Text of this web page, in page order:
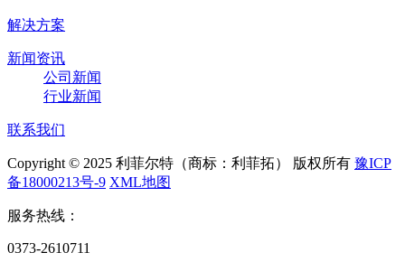
解决方案
新闻资讯
公司新闻
行业新闻
联系我们
Copyright © 2025 利菲尔特（商标：利菲拓） 版权所有 豫ICP
备18000213号-9 XML地图
服务热线：
0373-2610711